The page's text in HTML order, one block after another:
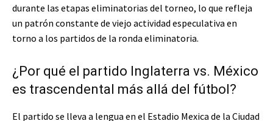
durante las etapas eliminatorias del torneo, lo que refleja
un patrón constante de viejo actividad especulativa en
torno a los partidos de la ronda eliminatoria.
¿Por qué el partido Inglaterra vs. México
es trascendental más allá del fútbol?
El partido se lleva a lengua en el Estadio Mexica de la Ciudad